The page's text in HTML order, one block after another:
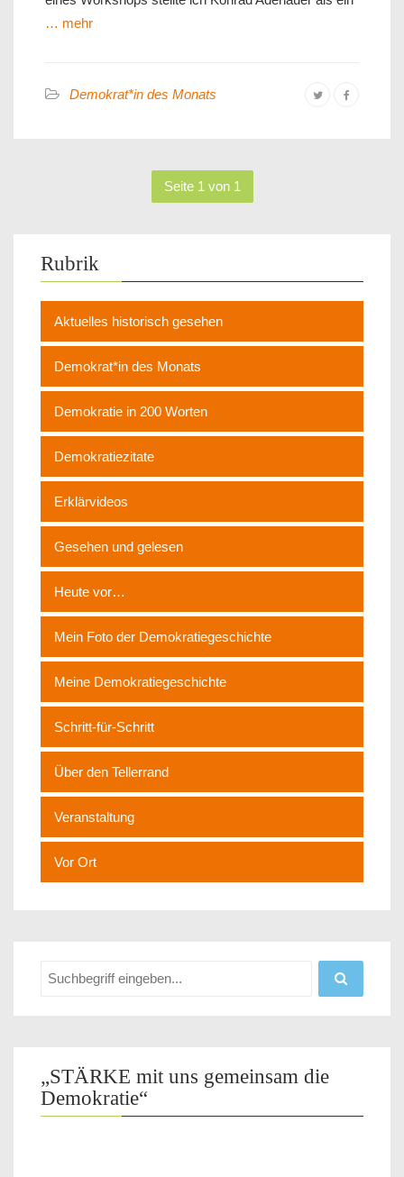
… mehr
Demokrat*in des Monats
Seite 1 von 1
Rubrik
Aktuelles historisch gesehen
Demokrat*in des Monats
Demokratie in 200 Worten
Demokratiezitate
Erklärvideos
Gesehen und gelesen
Heute vor…
Mein Foto der Demokratiegeschichte
Meine Demokratiegeschichte
Schritt-für-Schritt
Über den Tellerrand
Veranstaltung
Vor Ort
„STÄRKE mit uns gemeinsam die
Demokratie“